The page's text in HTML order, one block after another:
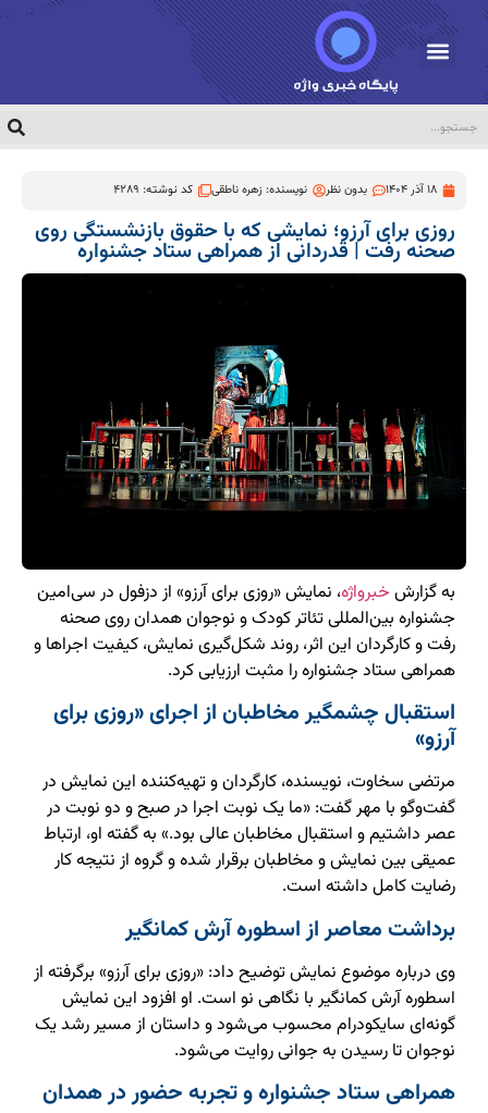
18 آذر 1404 بدون نظر نویسنده:زهره ناطقی کد نوشته: 4289
روزی برای آرزو؛ نمایشی که با حقوق بازنشستگی روی
صحنه رفت | قدردانی از همراهی ستاد جشنواره
به گزارش خبرواژه، نمایش «روزی برای آرزو» از دزفول در سی‌امین
جشنواره بین‌المللی تئاتر کودک و نوجوان همدان روی صحنه
رفت و کارگردان این اثر، روند شکل‌گیری نمایش، کیفیت اجراها و
همراهی ستاد جشنواره را مثبت ارزیابی کرد.
استقبال چشمگیر مخاطبان از اجرای «روزی برای
آرزو»
مرتضی سخاوت، نویسنده، کارگردان و تهیه‌کننده این نمایش در
گفت‌وگو با مهر گفت: «ما یک نوبت اجرا در صبح و دو نوبت در
عصر داشتیم و استقبال مخاطبان عالی بود.» به گفته او، ارتباط
عمیقی بین نمایش و مخاطبان برقرار شده و گروه از نتیجه کار
رضایت کامل داشته است.
برداشت معاصر از اسطوره آرش کمانگیر
وی درباره موضوع نمایش توضیح داد: «روزی برای آرزو» برگرفته از
اسطوره آرش کمانگیر با نگاهی نو است. او افزود این نمایش
گونه‌ای سایکودرام محسوب می‌شود و داستان از مسیر رشد یک
نوجوان تا رسیدن به جوانی روایت می‌شود.
همراهی ستاد جشنواره و تجربه حضور در همدان